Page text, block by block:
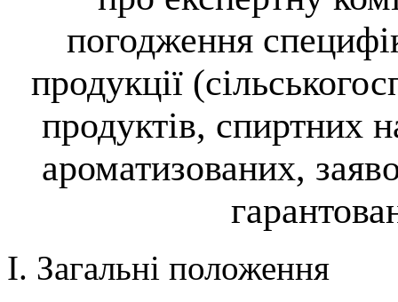
погодження
продукції
продуктів, спиртних
ароматизованих,
I. Загальні положення